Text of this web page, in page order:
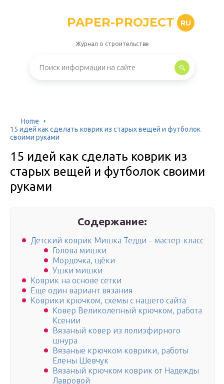
PAPER-PROJECT RU
Журнал о строительстве
Home
15 идей как сделать коврик из старых вещей и футболок
своими руками
15 идей как сделать коврик из
старых вещей и футболок своими
руками
Содержание:
Детский коврик Мишка Тедди – мастер-класс
Голова мишки
Мордочка, щёки
Ушки мишки
Коврик на основе сетки
Еще один вариант вязания
Коврики крючком, схемы с нашего сайта
Ковер Великолепный крючком, работа
Ксении
Вязаный ковер из полиэфирного
шнура
Вязаные крючком коврики, работы
Елены Шевчук
Вязаный крючком коврик от Надежды
Лавровой